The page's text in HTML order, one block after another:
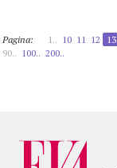
Pagina: 1.. 10 11 12 13
90.. 100.. 200..